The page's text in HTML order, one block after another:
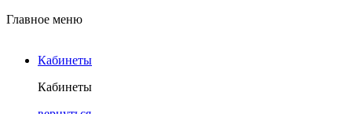
Главное меню
Кабинеты
Кабинеты